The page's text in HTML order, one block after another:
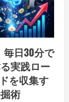
毎日30分で
実践ロー
を収集す
術